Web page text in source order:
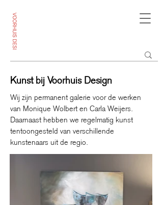
Kunst bij Voorhuis Design
Wij zijn permanent galerie voor de werken
van Monique Wolbert en Carla Weijers.
Daarnaast hebben we regelmatig kunst
tentoongesteld van verschillende
kunstenaars uit de regio.